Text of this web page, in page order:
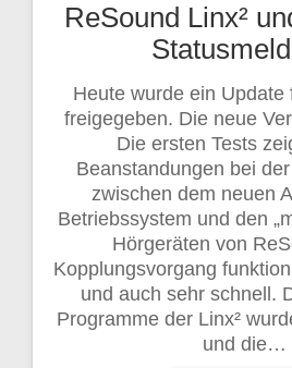
ReSound Linx²
Heute wurde ein Update
freigegeben. Die neue
Die ersten Tests
Beanstandungen bei
zwischen dem neuen
Betriebssystem und den
Hörgeräten von
Kopplungsvorgang
und auch sehr schnell.
Programme der Linx²
und die…